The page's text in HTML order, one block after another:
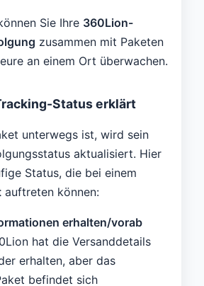
Sie Ihre 360Lion-
zusammen mit Paketen
an einem Ort überwachen.
Status erklärt
unterwegs ist, wird sein
aktualisiert. Hier
Status, die bei einem
auftreten können:
erhalten/vorab
hat die Versanddetails
erhalten, aber das
befindet sich